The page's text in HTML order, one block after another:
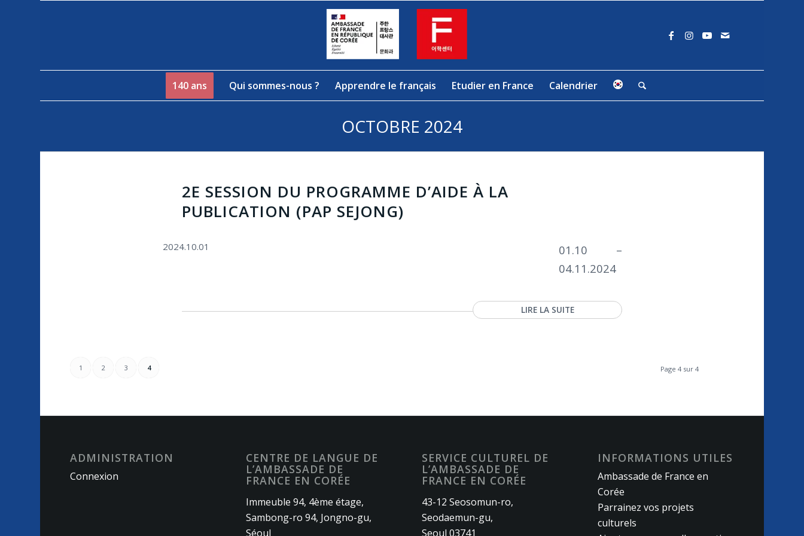
140 ans Qui sommes-nous ? Apprendre le français Etudier en France Calendrier
OCTOBRE 2024
2E SESSION DU PROGRAMME D’AIDE À LA
PUBLICATION (PAP SEJONG)
2024.10.01
01.10 –
04.11.2024
LIRE LA SUITE
Page 4 sur 4
1 2 3 4
ADMINISTRATION
Connexion
CENTRE DE LANGUE DE
L’AMBASSADE DE
FRANCE EN CORÉE
Immeuble 94, 4ème étage,
Sambong-ro 94, Jongno-gu,
Séoul
SERVICE CULTUREL DE
L’AMBASSADE DE
FRANCE EN CORÉE
43-12 Seosomun-ro,
Seodaemun-gu,
Seoul 03741
INFORMATIONS UTILES
Ambassade de France en
Corée
Parrainez vos projets
culturels